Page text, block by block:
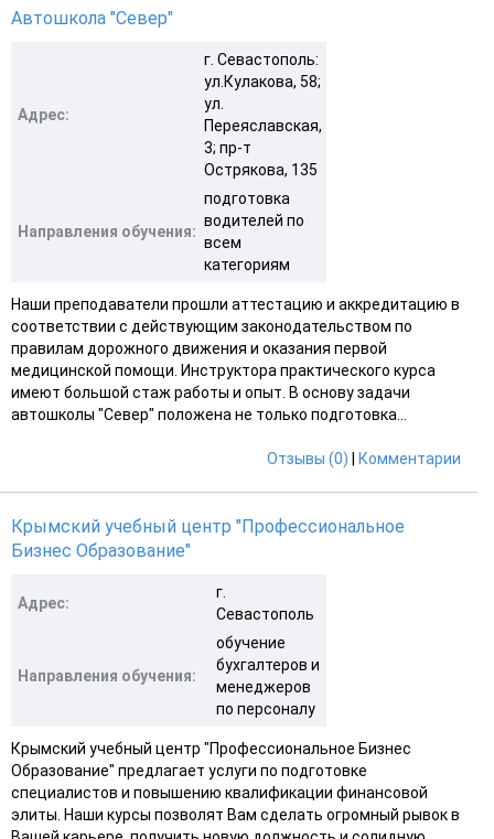
Автошкола "Север"
Адрес:
г. Севастополь:
ул.Кулакова, 58;
ул.
Переяславская,
3; пр-т
Острякова, 135
Направления обучения:
подготовка
водителей по
всем
категориям
Наши преподаватели прошли аттестацию и аккредитацию в
соответствии с действующим законодательством по
правилам дорожного движения и оказания первой
медицинской помощи. Инструктора практического курса
имеют большой стаж работы и опыт. В основу задачи
автошколы "Север" положена не только подготовка...
Отзывы (0) Комментарии
Крымский учебный центр "Профессиональное
Бизнес Образование"
Адрес:
г.
Севастополь
Направления обучения:
обучение
бухгалтеров и
менеджеров
по персоналу
Крымский учебный центр "Профессиональное Бизнес
Образование" предлагает услуги по подготовке
специалистов и повышению квалификации финансовой
элиты. Наши курсы позволят Вам сделать огромный рывок в